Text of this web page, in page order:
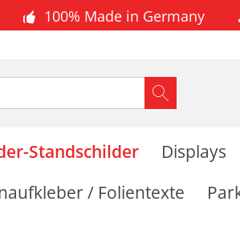
100% Made in Germany
Standschilder Displays
/ Folientexte